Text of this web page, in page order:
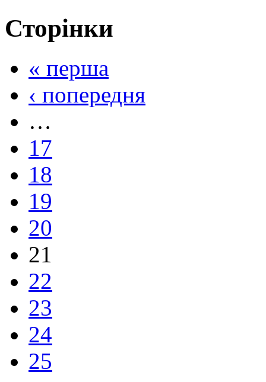
Сторінки
« перша
‹ попередня
…
17
18
19
20
21
22
23
24
25